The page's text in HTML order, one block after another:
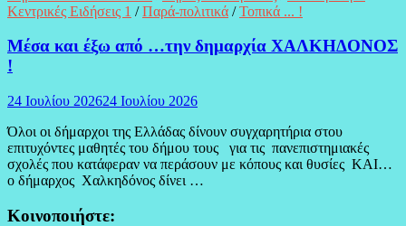
Κεντρικές Ειδήσεις 1 /Παρά-πολιτικά /Τοπικά ... !
Μέσα και έξω από …την δημαρχία ΧΑΛΚΗΔΟΝΟΣ
!
24 Ιουλίου 202624 Ιουλίου 2026
Όλοι οι δήμαρχοι της Ελλάδας δίνουν συγχαρητήρια στου
επιτυχόντες μαθητές του δήμου τους για τις πανεπιστημιακές
σχολές που κατάφεραν να περάσουν με κόπους και θυσίες ΚΑΙ…
ο δήμαρχος Χαλκηδόνος δίνει …
Κοινοποιήστε: